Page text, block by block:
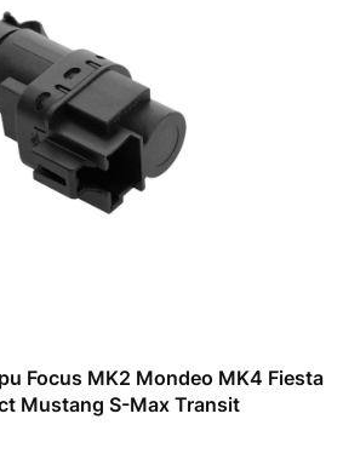
Mondeo MK4 Fiesta
Mustang S-Max Transit